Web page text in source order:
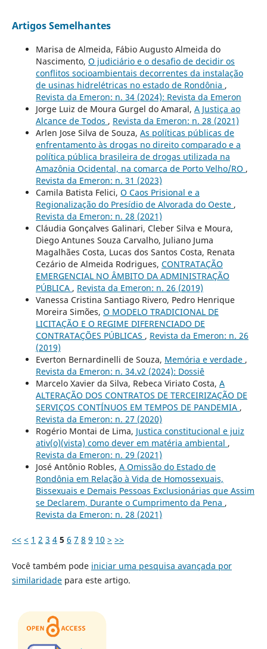
Artigos Semelhantes
Marisa de Almeida, Fábio Augusto Almeida do
Nascimento, O judiciário e o desafio de decidir os
conflitos socioambientais decorrentes da instalação
de usinas hidrelétricas no estado de Rondônia ,
Revista da Emeron: n. 34 (2024): Revista da Emeron
Jorge Luiz de Moura Gurgel do Amaral, A Justiça ao
Alcance de Todos , Revista da Emeron: n. 28 (2021)
Arlen Jose Silva de Souza, As políticas públicas de
enfrentamento às drogas no direito comparado e a
política pública brasileira de drogas utilizada na
Amazônia Ocidental, na comarca de Porto Velho/RO ,
Revista da Emeron: n. 31 (2023)
Camila Batista Felici, O Caos Prisional e a
Regionalização do Presídio de Alvorada do Oeste ,
Revista da Emeron: n. 28 (2021)
Cláudia Gonçalves Galinari, Cleber Silva e Moura,
Diego Antunes Souza Carvalho, Juliano Juma
Magalhães Costa, Lucas dos Santos Costa, Renata
Cezário de Almeida Rodrigues, CONTRATAÇÃO
EMERGENCIAL NO ÂMBITO DA ADMINISTRAÇÃO
PÚBLICA , Revista da Emeron: n. 26 (2019)
Vanessa Cristina Santiago Rivero, Pedro Henrique
Moreira Simões, O MODELO TRADICIONAL DE
LICITAÇÃO E O REGIME DIFERENCIADO DE
CONTRATAÇÕES PÚBLICAS , Revista da Emeron: n. 26
(2019)
Everton Bernardinelli de Souza, Memória e verdade ,
Revista da Emeron: n. 34.v2 (2024): Dossiê
Marcelo Xavier da Silva, Rebeca Viriato Costa, A
ALTERAÇÃO DOS CONTRATOS DE TERCEIRIZAÇÃO DE
SERVIÇOS CONTÍNUOS EM TEMPOS DE PANDEMIA ,
Revista da Emeron: n. 27 (2020)
Rogério Montai de Lima, Justica constitucional e juiz
ativ(o)(vista) como dever em matéria ambiental ,
Revista da Emeron: n. 29 (2021)
José Antônio Robles, A Omissão do Estado de
Rondônia em Relação à Vida de Homossexuais,
Bissexuais e Demais Pessoas Exclusionárias que Assim
se Declarem, Durante o Cumprimento da Pena ,
Revista da Emeron: n. 28 (2021)
<< < 1 2 3 4 5 6 7 8 9 10 > >>
Você também pode iniciar uma pesquisa avançada por
similaridadepara este artigo.